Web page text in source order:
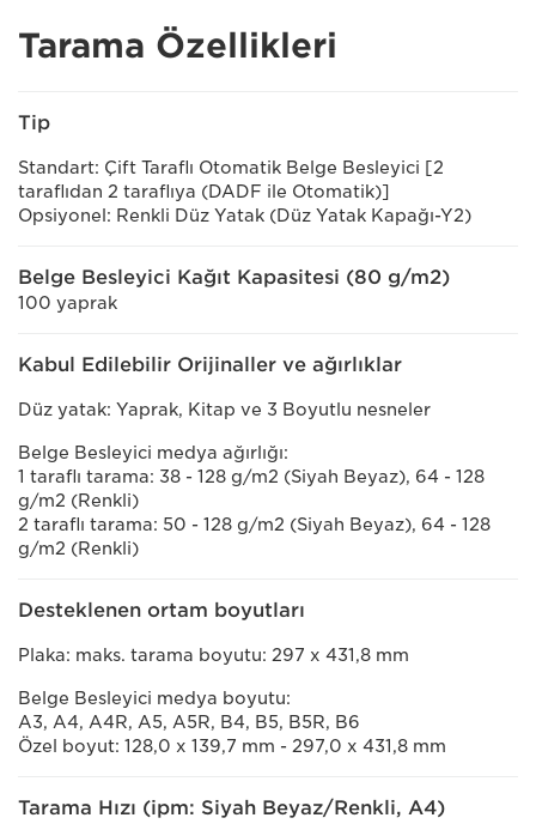
Tarama Özellikleri
Tip
Standart: Çift Taraflı Otomatik Belge Besleyici [2
taraflıdan 2 taraflıya (DADF ile Otomatik)]
Opsiyonel: Renkli Düz Yatak (Düz Yatak Kapağı-Y2)
Belge Besleyici Kağıt Kapasitesi (80 g/m2)
100 yaprak
Kabul Edilebilir Orijinaller ve ağırlıklar
Düz yatak: Yaprak, Kitap ve 3 Boyutlu nesneler
Belge Besleyici medya ağırlığı:
1 taraflı tarama: 38 - 128 g/m2 (Siyah Beyaz), 64 - 128
g/m2 (Renkli)
2 taraflı tarama: 50 - 128 g/m2 (Siyah Beyaz), 64 - 128
g/m2 (Renkli)
Desteklenen ortam boyutları
Plaka: maks. tarama boyutu: 297 x 431,8 mm
Belge Besleyici medya boyutu:
A3, A4, A4R, A5, A5R, B4, B5, B5R, B6
Özel boyut: 128,0 x 139,7 mm - 297,0 x 431,8 mm
Tarama Hızı (ipm: Siyah Beyaz/Renkli, A4)